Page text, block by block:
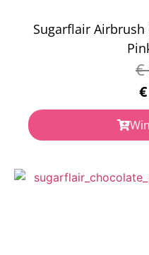
Sugarflair
€
€